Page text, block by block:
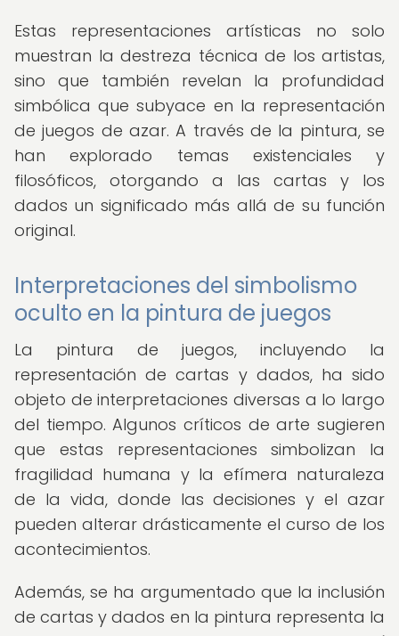
Estas representaciones artísticas no solo
muestran la destreza técnica de los artistas,
sino que también revelan la profundidad
simbólica que subyace en la representación
de juegos de azar. A través de la pintura, se
han explorado temas existenciales y
filosóficos, otorgando a las cartas y los
dados un significado más allá de su función
original.
Interpretaciones del simbolismo
oculto en la pintura de juegos
La pintura de juegos, incluyendo la
representación de cartas y dados, ha sido
objeto de interpretaciones diversas a lo largo
del tiempo. Algunos críticos de arte sugieren
que estas representaciones simbolizan la
fragilidad humana y la efímera naturaleza
de la vida, donde las decisiones y el azar
pueden alterar drásticamente el curso de los
acontecimientos.
Además, se ha argumentado que la inclusión
de cartas y dados en la pintura representa la